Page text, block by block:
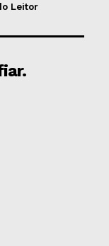
Leitor